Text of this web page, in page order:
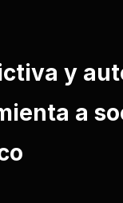
y
a